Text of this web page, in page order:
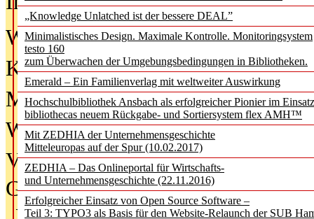
„Knowledge Unlatched ist der bessere DEAL”
Minimalistisches Design. Maximale Kontrolle. Monitoringsystem
testo 160
zum Überwachen der Umgebungsbedingungen in Bibliotheken.
Emerald – Ein Familienverlag mit weltweiter Auswirkung
Hochschulbibliothek Ansbach als erfolgreicher Pionier im
bibliothecas neuem Rückgabe- und Sortiersystem flex AMH™
Mit ZEDHIA der Unternehmensgeschichte
Mitteleuropas auf der Spur (10.02.2017)
ZEDHIA – Das Onlineportal für Wirtschafts-
und Unternehmensgeschichte (22.11.2016)
Erfolgreicher Einsatz von Open Source Software –
Teil 3: TYPO3 als Basis für den Website-Relaunch der SUB
Was Hochschul­bibliotheken von
Kinder in der digitalen Welt
Metadaten als Infrastruktur
Wenn Bots katalogisieren
Von Abschlusskleidern bis
Geisterjagd-Ausrüstung in der